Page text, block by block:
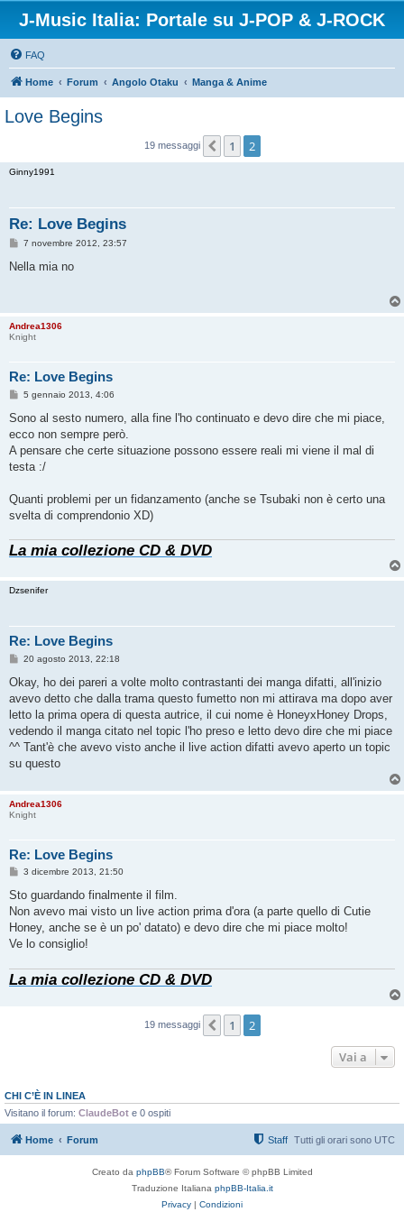
J-Music Italia: Portale su J-POP & J-ROCK
FAQ
Home Forum Angolo Otaku Manga & Anime
Love Begins
19 messaggi Precedente
1 2
Ginny1991
Re: Love Begins
M
s
o
7 novembre 2012, 23:57
Nella mia no
Andrea1306
Knight
Re: Love Begins
M
s
a
g
g
i
5 gennaio 2013, 4:06
Sono al sesto numero, alla fine l'ho continuato e devo dire che mi piace,
ecco non sempre però.
A pensare che certe situazione possono essere reali mi viene il mal di
testa :/
Quanti problemi per un fidanzamento (anche se Tsubaki non è certo una
svelta di comprendonio XD)
La mia collezione CD & DVD
Dzsenifer
Re: Love Begins
M
s
a
g
i
o
20 agosto 2013, 22:18
Okay, ho dei pareri a volte molto contrastanti dei manga difatti, all'inizio
avevo detto che dalla trama questo fumetto non mi attirava ma dopo aver
letto la prima opera di questa autrice, il cui nome è HoneyxHoney Drops,
vedendo il manga citato nel topic l'ho preso e letto devo dire che mi piace
^^ Tant'è che avevo visto anche il live action difatti avevo aperto un topic
su questo
Andrea1306
Knight
Re: Love Begins
M
s
a
g
i
3 dicembre 2013, 21:50
Sto guardando finalmente il film.
Non avevo mai visto un live action prima d'ora (a parte quello di Cutie
Honey, anche se è un po' datato) e devo dire che mi piace molto!
Ve lo consiglio!
La mia collezione CD & DVD
19 messaggi Precedente
1
2
Vai a
CHI C’È IN LINEA
Visitano il forum: ClaudeBot e 0 ospiti
Home Forum Tutti gli orari sono UTC
Staff
Creato da phpBB® Forum Software © phpBB Limited
Traduzione Italiana phpBB-Italia.it
Privacy
Condizioni